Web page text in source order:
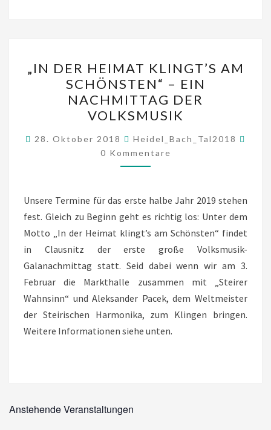
DER
HEIMAT
KLINGT’S
AM
SCHÖNSTEN“
–
EIN
DER
VOLKSMUSIK
„IN DER HEIMAT KLINGT’S AM
SCHÖNSTEN“ – EIN
NACHMITTAG DER
VOLKSMUSIK
28. Oktober 2018 Heidel_Bach_Tal2018
0 Kommentare
Unsere Termine für das erste halbe Jahr 2019 stehen
fest. Gleich zu Beginn geht es richtig los: Unter dem
Motto „In der Heimat klingt’s am Schönsten“ findet
in Clausnitz der erste große Volksmusik-
Galanachmittag statt. Seid dabei wenn wir am 3.
Februar die Markthalle zusammen mit „Steirer
Wahnsinn“ und Aleksander Pacek, dem Weltmeister
der Steirischen Harmonika, zum Klingen bringen.
Weitere Informationen siehe unten.
Anstehende Veranstaltungen